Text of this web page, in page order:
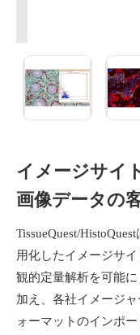
イメージサイトメトリ
イメージサイ
画像データの
TissueQuest/
用化したイメージサ
観的定量解析を可能に
加え、各社イメージ
ォーマットのインポ